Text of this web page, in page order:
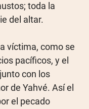
toda la
del altar.
víctima, como se
pacíficos, y el
con los
de Yahvé. Así el
el pecado